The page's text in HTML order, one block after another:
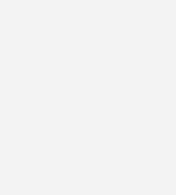
im Bestand - Oder
zu geben um den hydraulischen
herzustellen. Die angesprochenen
den Kopf und winken ab. Da fliegt